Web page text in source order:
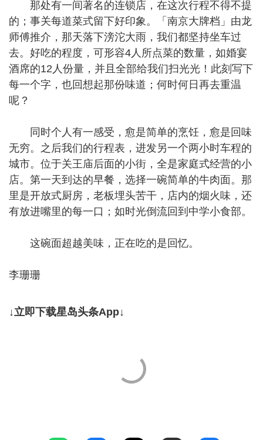
那处有一间著名的连锁店，在这次行程不得不提
的；事关每道菜式留下好印象。「南京大牌档」由龙
师傅推介，那天落下滂沱大雨，我们都坚持坐车过
去。好吃的程度，可形容4人所点菜的数量，如婚宴
酒席的12人份量，并且全部给我们扫光光！此刻写下
每一个字，也回想起那份味道；何时何日再去重温
呢？
同时个人有一感受，愈是简单的烹饪，愈是回味
无穷。之后我们的行程表，进发另一个两小时车程的
城市。位于关王庙后面的小街，全是家庭式经营的小
店。第一天到达的早餐，选择一碗简单的牛肉面。那
里是开放式厨房，老板埋头苦干，店内的烟火味，还
有放进嘴里的每一口；如时光倒流回到中学小食部。
这碗面超越美味，正在吃的是回忆。
李珊珊
↓立即下载星岛头条App↓